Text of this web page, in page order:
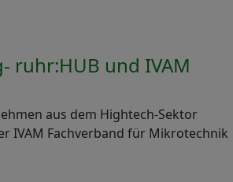
ruhr:HUB und IVAM
aus dem Hightech-Sektor
IVAM Fachverband für Mikrotechnik